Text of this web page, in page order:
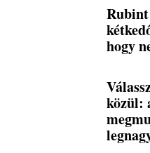
hogy
közül: